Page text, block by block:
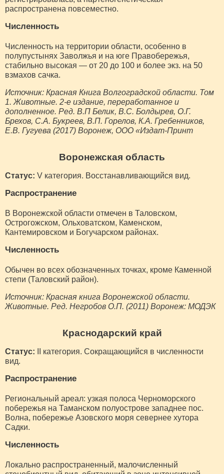
распространена повсеместно.
Численность
Численность на территории области, особенно в
полупустынях Заволжья и на юге Правобережья,
стабильно высокая — от 20 до 100 и более экз. на 50
взмахов сачка.
Источник: Красная Книга Волгоградской области. Том
1. Животные. 2-е издание, переработанное и
дополненное. Ред. В.П Белик, В.С. Болдырев, О.Г.
Брехов, С.А. Букреев, В.П. Горелов, К.А. Гребенников,
Е.В. Гугуева (2017) Воронеж, ООО «Издат-Принт
Воронежская область
Статус: V категория. Восстанавливающийся вид.
Распространение
В Воронежской области отмечен в Таловском,
Острогожском, Ольховатском, Каменском,
Кантемировском и Богучарском районах.
Численность
Обычен во всех обозначенных точках, кроме Каменной
степи (Таловский район).
Источник: Красная книга Воронежской области.
Животные. Ред. Негробов О.П. (2011) Воронеж: МОДЭК
Краснодарский край
Статус: II категория. Сокращающийся в численности
вид.
Распространение
Региональный ареал: узкая полоса Черноморского
побережья на Таманском полуострове западнее пос.
Волна, побережье Азовского моря севернее хутора
Садки.
Численность
Локально распространенный, малочисленный